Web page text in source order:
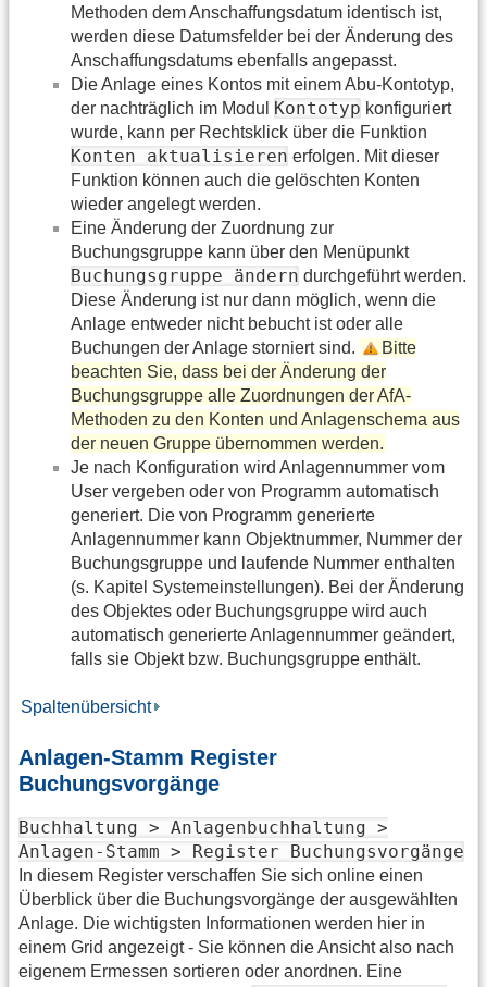
Methoden dem Anschaffungsdatum identisch ist,
werden diese Datumsfelder bei der Änderung des
Anschaffungsdatums ebenfalls angepasst.
Die Anlage eines Kontos mit einem Abu-Kontotyp,
der nachträglich im Modul Kontotyp konfiguriert
wurde, kann per Rechtsklick über die Funktion
Konten aktualisieren erfolgen. Mit dieser
Funktion können auch die gelöschten Konten
wieder angelegt werden.
Eine Änderung der Zuordnung zur
Buchungsgruppe kann über den Menüpunkt
Buchungsgruppe ändern durchgeführt werden.
Diese Änderung ist nur dann möglich, wenn die
Anlage entweder nicht bebucht ist oder alle
Buchungen der Anlage storniert sind.
Bitte
beachten Sie, dass bei der Änderung der
Buchungsgruppe alle Zuordnungen der AfA-
Methoden zu den Konten und Anlagenschema aus
der neuen Gruppe übernommen werden.
Je nach Konfiguration wird Anlagennummer vom
User vergeben oder von Programm automatisch
generiert. Die von Programm generierte
Anlagennummer kann Objektnummer, Nummer der
Buchungsgruppe und laufende Nummer enthalten
(s. Kapitel Systemeinstellungen). Bei der Änderung
des Objektes oder Buchungsgruppe wird auch
automatisch generierte Anlagennummer geändert,
falls sie Objekt bzw. Buchungsgruppe enthält.
Spaltenübersicht
Anlagen-Stamm Register
Buchungsvorgänge
Buchhaltung > Anlagenbuchhaltung >
Anlagen-Stamm > Register Buchungsvorgänge
In diesem Register verschaffen Sie sich online einen
Überblick über die Buchungsvorgänge der ausgewählten
Anlage. Die wichtigsten Informationen werden hier in
einem Grid angezeigt - Sie können die Ansicht also nach
eigenem Ermessen sortieren oder anordnen. Eine